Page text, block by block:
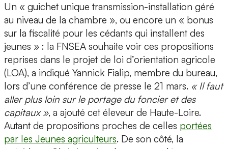
Un « guichet unique transmission-installation géré
au niveau de la chambre », ou encore un « bonus
sur la fiscalité pour les cédants qui installent des
jeunes » : la FNSEA souhaite voir ces propositions
reprises dans le projet de loi d’orientation agricole
(LOA), a indiqué Yannick Fialip, membre du bureau,
lors d’une conférence de presse le 21 mars. « Il faut
aller plus loin sur le portage du foncier et des
capitaux », a ajouté cet éleveur de Haute-Loire.
Autant de propositions proches de celles portées
par les Jeunes agriculteurs. De son côté, la